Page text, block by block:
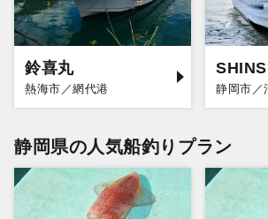
鈴喜丸
熱海市／網代港 静岡市／
静岡県の人気船釣りプラン